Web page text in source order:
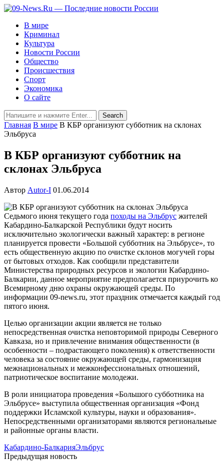
В мире
Криминал
Культура
Новости России
Общество
Происшествия
Спорт
Экономика
О сайте
Главная В мире В КБР организуют субботник на склонах
Эльбруса
В КБР организуют субботник на
склонах Эльбруса
Автор Autor-I 01.06.2014
Седьмого июня текущего года походы на Эльбрус жителей
Кабардино-Балкарской Республики будут носить
исключительно экологически важный характер: в регионе
планируется провести «Большой субботник на Эльбрусе», то
есть общественную акцию по очистке склонов могучей горы
от бытовых отходов. Как сообщили представители
Министерства природных ресурсов и экологии Кабардино-
Балкарии, данное мероприятие предполагается приурочить ко
Всемирному дню охраны окружающей среды. По
информации 09-news.ru, этот праздник отмечается каждый год
пятого июня.
Целью организации акции является не только
непосредственная очистка неповторимой природы Северного
Кавказа, но и привлечение внимания общественности (в
особенности – подрастающего поколения) к ответственности
человека за состояние окружающей среды, гармонизация
межнациональных и межконфессиональных отношений,
патриотическое воспитание молодежи.
В роли инициатора проведения «Большого субботника на
Эльбрусе» выступила общественная организация «Фонд
поддержки Исламской культуры, науки и образования».
Непосредственными организаторами являются региональные
и районные органы власти.
Кабардино-БалкарияЭльбрус
Предыдущая новость